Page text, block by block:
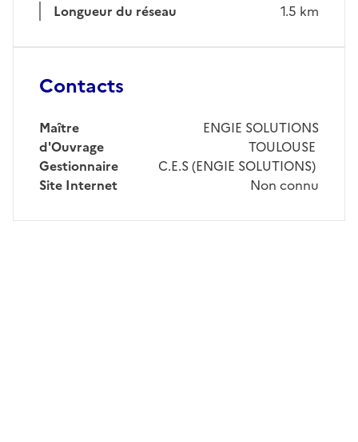
Longueur du réseau 1.5 km
Contacts
Maître
d'Ouvrage
ENGIE SOLUTIONS
TOULOUSE
Gestionnaire
C.E.S (ENGIE SOLUTIONS)
Site Internet
Non connu